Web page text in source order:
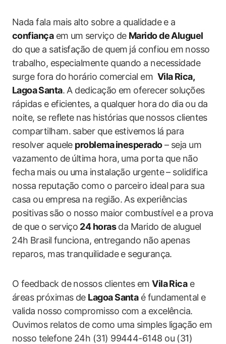
Nada fala mais alto sobre a qualidade e a ⁣
confiançaem um ⁢serviço de Marido de ​Aluguel
‍do que a ‌satisfação de quem ⁢já confiou ‌em ⁢nosso
trabalho, especialmente quando a necessidade
surge fora do ⁢horário comercial em ‍Vila ⁢Rica,
Lagoa⁣ Santa. A dedicação ​em oferecer⁢ soluções
rápidas e eficientes, ​a qualquer hora do dia ⁤ou da
‌noite, se reflete nas histórias que⁣ nossos clientes⁢
compartilham. ⁣saber que estivemos⁢ lá para
resolver aquele problema ⁣inesperado– seja um
vazamento ​de⁢ última hora, uma porta que não
fecha ⁤mais ou uma instalação urgente – solidifica
nossa reputação como o parceiro ideal para sua
casa ​ou empresa na região. As experiências
‌positivas⁣ são ‌o nosso maior‍ combustível e ⁢a ‍prova
de que o serviço⁤ 24 horasda Marido‌ de ‌aluguel
⁢24h⁣ Brasil ‍funciona, entregando não apenas⁣
reparos, mas tranquilidade e segurança.
O ‍feedback‍ de nossos clientes emVila Ricae
áreas próximas de Lagoa Santa‍é fundamental e
valida nosso​ compromisso com ⁢a excelência.
Ouvimos relatos de como uma simples ligação em
‌nosso telefone 24h (31) 99444-6148 ou (31)